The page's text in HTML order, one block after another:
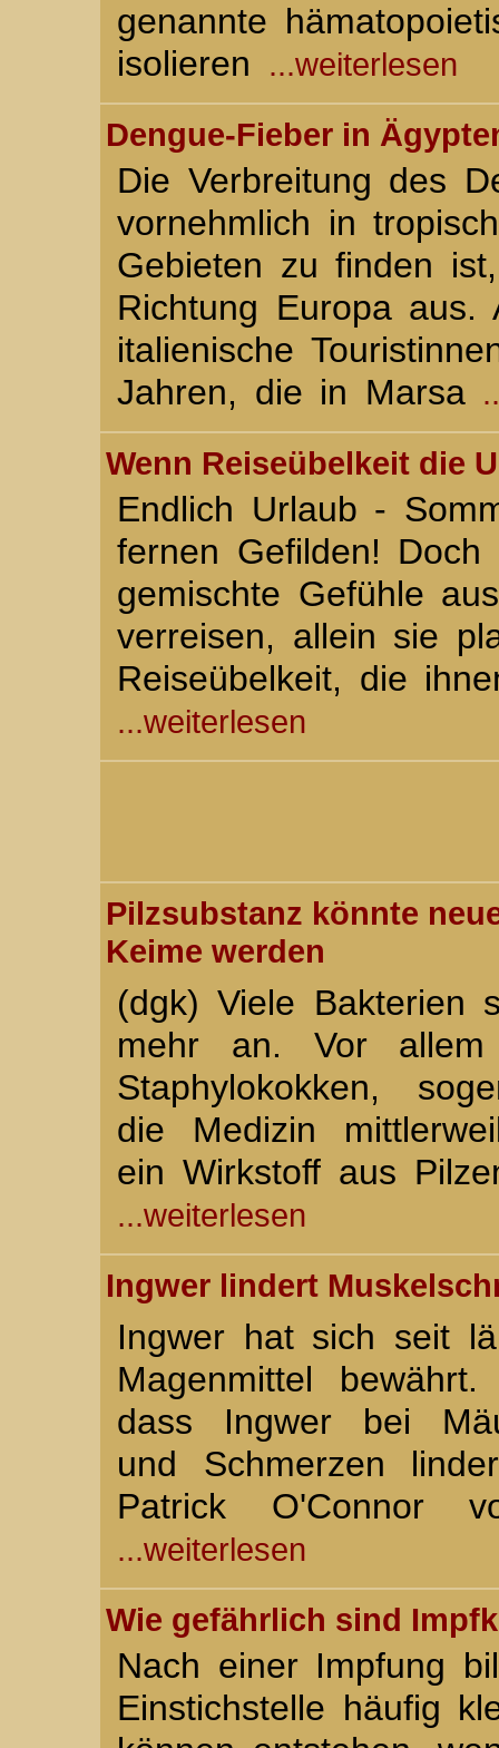
genannte
isolieren
...weiterlesen
Dengue-Fieber in
Die Verbreitung des
vornehmlich in
Gebieten zu finden
Richtung Europa aus.
italienische
Jahren, die in Marsa
Wenn Reiseübelkeit die
Endlich Urlaub -
fernen Gefilden!
gemischte Gefühle
verreisen, allein sie
Reiseübelkeit, die
...weiterlesen
Pilzsubstanz könnte
Keime werden
(dgk) Viele Bakterien
mehr an. Vor allem
Staphylokokken,
die Medizin
ein Wirkstoff aus
...weiterlesen
Ingwer lindert
Ingwer hat sich seit
Magenmittel
dass Ingwer bei
und Schmerzen
Patrick O'Connor
...weiterlesen
Wie gefährlich sind
Nach einer Impfung
Einstichstelle häufig